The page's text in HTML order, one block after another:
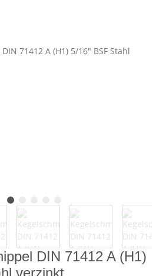
DIN 71412 A (H1)
verzinkt